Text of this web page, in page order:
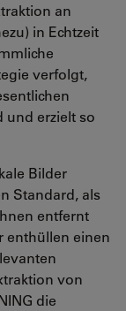
an
in Echtzeit
verfolgt,
und erzielt so
Bilder
Standard, als
entfernt
enthüllen einen
von
die